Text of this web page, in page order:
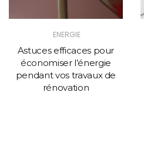
ENERGIE
Astuces efficaces pour
économiser l’énergie
pendant vos travaux de
rénovation